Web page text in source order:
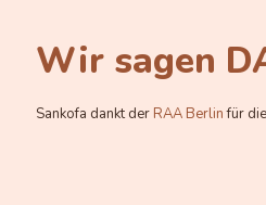
Wir sagen
Sankofa dankt der RAA Berlinfür